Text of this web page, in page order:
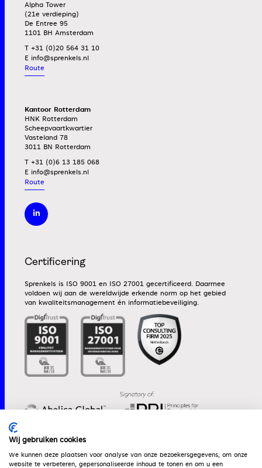
Alpha Tower
(21e verdieping)
De Entree 95
1101 BH Amsterdam
T +31 (0)20 564 31 10
E
Route
Kantoor Rotterdam
HNK Rotterdam
Scheepvaartkwartier
Vasteland 78
3011 BN Rotterdam
T +31 (0)6 13 185 068
E
Route
Certificering
Sprenkels is ISO 9001 en ISO 27001 gecertificeerd. Daarmee
voldoen wij aan de wereldwijde erkende norm op het gebied
van kwaliteitsmanagement én informatiebeveiliging.
Wij gebruiken cookies
We kunnen deze plaatsen voor analyse van onze bezoekersgegevens, om onze
website te verbeteren, gepersonaliseerde inhoud te tonen en om u een